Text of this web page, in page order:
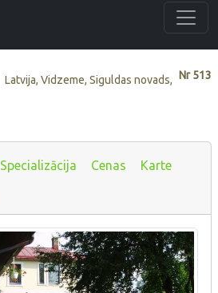
Nr513
Latvija, Vidzeme, Siguldas novads,
Specializācija Cenas Karte